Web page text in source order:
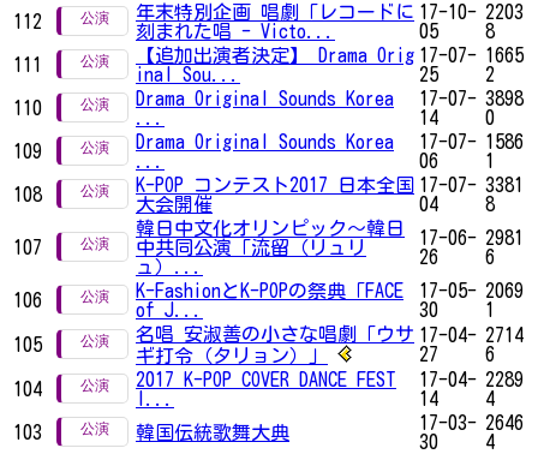
112
年末特別企画 唱劇「レコードに
刻まれた唱 - Victo...
17-10-
05
2203
8
111
【追加出演者決定】 Drama Orig
inal Sou...
17-07-
25
1665
2
110
Drama Original Sounds Korea
...
17-07-
14
3898
0
109
Drama Original Sounds Korea
...
17-07-
06
1586
1
108
K-POP コンテスト2017 日本全国
大会開催
17-07-
04
3381
8
107
韓日中文化オリンピック～韓日
中共同公演「流留（リュリ
ュ）...
17-06-
26
2981
6
106
K-FashionとK-POPの祭典「FACE
of J...
17-05-
30
2069
1
105
名唱 安淑善の小さな唱劇「ウサ
ギ打令（タリョン）」
17-04-
27
2714
6
104
2017 K-POP COVER DANCE FEST
I...
17-04-
14
2289
4
103
韓国伝統歌舞大典
17-03-
30
2646
4